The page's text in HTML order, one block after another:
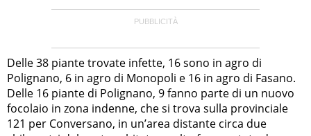
Delle 38 piante trovate infette, 16 sono in agro di
Polignano, 6 in agro di Monopoli e 16 in agro di Fasano.
Delle 16 piante di Polignano, 9 fanno parte di un nuovo
focolaio in zona indenne, che si trova sulla provinciale
121 per Conversano, in un’area distante circa due